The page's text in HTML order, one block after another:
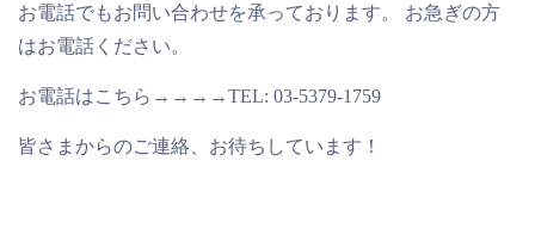
お電話でもお問い合わせを承っております。 お急ぎの方
はお電話ください。
お電話はこちら→→→→TEL: 03-5379-1759
皆さまからのご連絡、お待ちしています！